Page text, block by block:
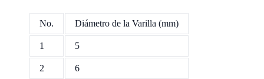
No. Diámetro de la Varilla (mm)
1 5
2 6